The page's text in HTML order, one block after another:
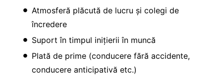
Atmosferă plăcută de lucru și colegi de
încredere
Suport în timpul inițierii în muncă
Plată de prime (conducere fără accidente,
conducere anticipativă etc.)